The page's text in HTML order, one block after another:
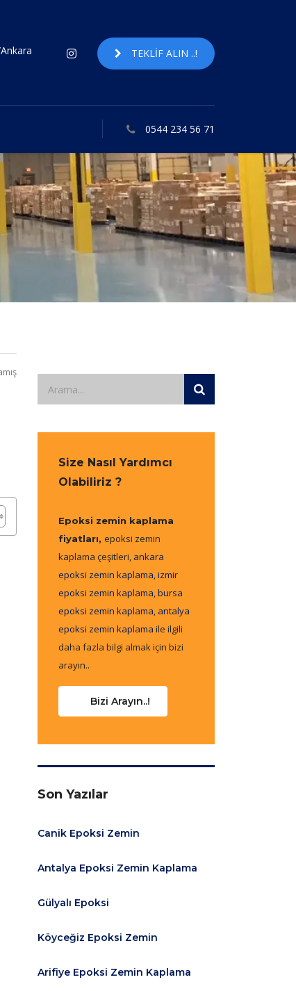
TEKLIF ALIN ..!
0544 234 56 71
Size Nasıl Yardımcı
Olabiliriz ?
Epoksi zemin kaplama
fiyatları, epoksi zemin
kaplama çeşitleri, ankara
epoksi zemin kaplama,izmir
epoksi zemin kaplama,bursa
epoksi zemin kaplama, antalya
epoksi zemin kaplama ile ilgili
daha fazla bilgi almak için bizi
arayın..
Bizi Arayın..!
Son Yazılar
Canik Epoksi Zemin
Antalya Epoksi Zemin Kaplama
Gülyalı Epoksi
Köyceğiz Epoksi Zemin
Arifiye Epoksi Zemin Kaplama